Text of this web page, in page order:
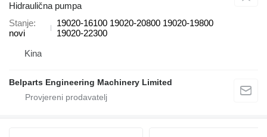
Hidraulična pumpa
Stanje
novi
19020-16100 19020-20800 19020-19800
19020-22300
Kina
Belparts Engineering Machinery Limited